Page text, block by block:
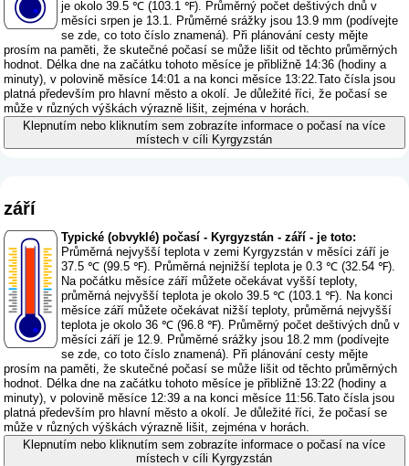
je okolo 39.5 ℃ (103.1 ℉). Průměrný počet deštivých dnů v
měsíci srpen je 13.1. Průměrné srážky jsou 13.9 mm (podívejte
se zde, co toto číslo znamená). Při plánování cesty mějte
prosím na paměti, že skutečné počasí se může lišit od těchto průměrných
hodnot. Délka dne na začátku tohoto měsíce je přibližně 14:36 (hodiny a
minuty), v polovině měsíce 14:01 a na konci měsíce 13:22.Tato čísla jsou
platná především pro hlavní město a okolí. Je důležité říci, že počasí se
může v různých výškách výrazně lišit, zejména v horách.
Klepnutím nebo kliknutím sem zobrazíte informace o počasí na více
místech v cíli Kyrgyzstán
září
Typické (obvyklé) počasí - Kyrgyzstán - září - je toto:
Průměrná nejvyšší teplota v zemi Kyrgyzstán v měsíci září je
37.5 ℃ (99.5 ℉). Průměrná nejnižší teplota je 0.3 ℃ (32.54 ℉).
Na počátku měsíce září můžete očekávat vyšší teploty,
průměrná nejvyšší teplota je okolo 39.5 ℃ (103.1 ℉). Na konci
měsíce září můžete očekávat nižší teploty, průměrná nejvyšší
teplota je okolo 36 ℃ (96.8 ℉). Průměrný počet deštivých dnů v
měsíci září je 12.9. Průměrné srážky jsou 18.2 mm (podívejte
se zde, co toto číslo znamená). Při plánování cesty mějte
prosím na paměti, že skutečné počasí se může lišit od těchto průměrných
hodnot. Délka dne na začátku tohoto měsíce je přibližně 13:22 (hodiny a
minuty), v polovině měsíce 12:39 a na konci měsíce 11:56.Tato čísla jsou
platná především pro hlavní město a okolí. Je důležité říci, že počasí se
může v různých výškách výrazně lišit, zejména v horách.
Klepnutím nebo kliknutím sem zobrazíte informace o počasí na více
místech v cíli Kyrgyzstán